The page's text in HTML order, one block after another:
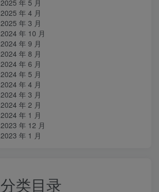
2025 年 5 月
2025 年 4 月
2025 年 3 月
2024 年 10 月
2024 年 9 月
2024 年 8 月
2024 年 6 月
2024 年 5 月
2024 年 4 月
2024 年 3 月
2024 年 2 月
2024 年 1 月
2023 年 12 月
2023 年 1 月
分类目录